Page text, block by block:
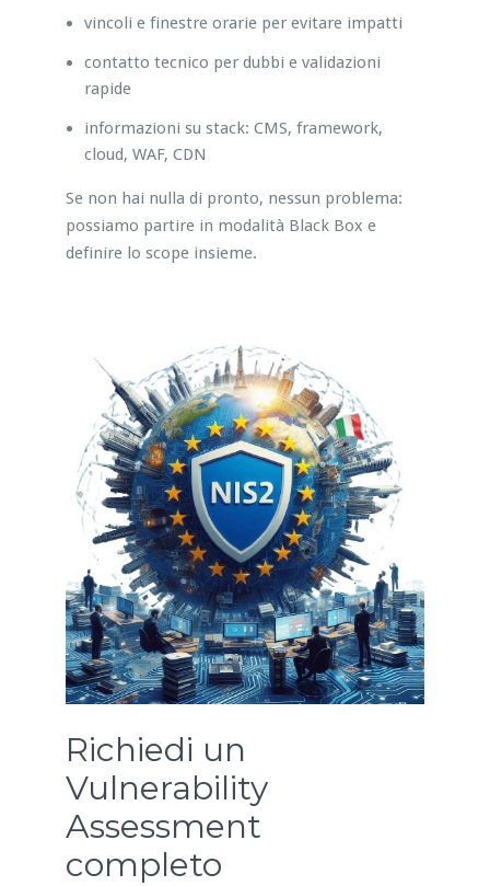
vincoli e finestre orarie per evitare impatti
contatto tecnico per dubbi e validazioni
rapide
informazioni su stack: CMS, framework,
cloud, WAF, CDN
Se non hai nulla di pronto, nessun problema:
possiamo partire in modalità Black Box e
definire lo scope insieme.
Richiedi un
Vulnerability
Assessment
completo